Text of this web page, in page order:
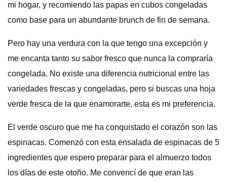
mi hogar, y recomiendo las papas en cubos congeladas
como base para un abundante brunch de fin de semana.
Pero hay una verdura con la que tengo una excepción y
me encanta tanto su sabor fresco que nunca la compraría
congelada. No existe una diferencia nutricional entre las
variedades frescas y congeladas, pero si buscas una hoja
verde fresca de la que enamorarte, esta es mi preferencia.
El verde oscuro que me ha conquistado el corazón son las
espinacas. Comenzó con esta ensalada de espinacas de 5
ingredientes que espero preparar para el almuerzo todos
los días de este otoño. Me convencí de que eran las